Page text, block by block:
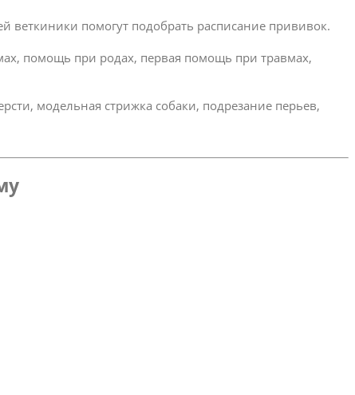
помогут подобрать расписание прививок.
помощь при родах, первая помощь при травмах,
модельная стрижка собаки, подрезание перьев,